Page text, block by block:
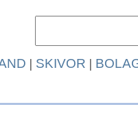
| SKIVOR |